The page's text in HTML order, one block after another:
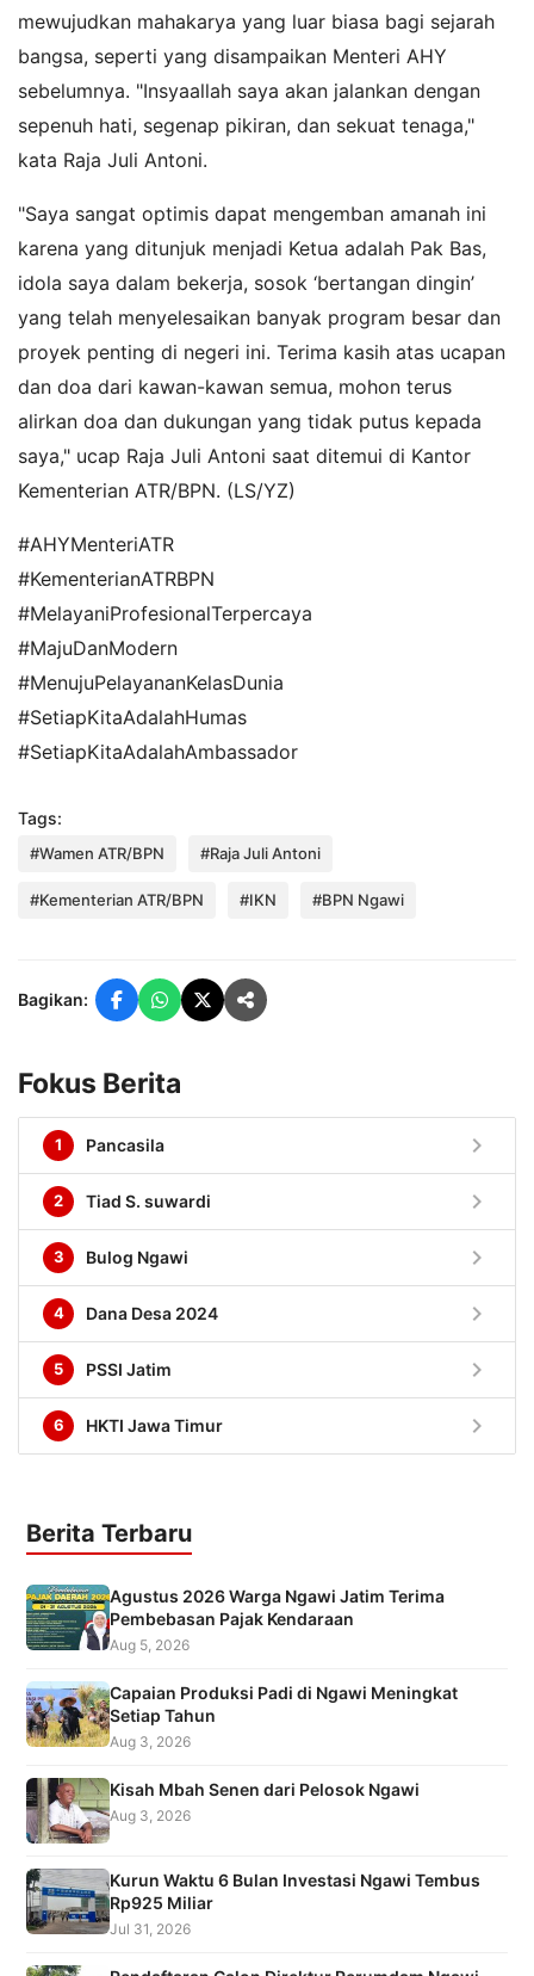
mewujudkan mahakarya yang luar biasa bagi sejarah
bangsa, seperti yang disampaikan Menteri AHY
sebelumnya. "Insyaallah saya akan jalankan dengan
sepenuh hati, segenap pikiran, dan sekuat tenaga,"
kata Raja Juli Antoni.
"Saya sangat optimis dapat mengemban amanah ini
karena yang ditunjuk menjadi Ketua adalah Pak Bas,
idola saya dalam bekerja, sosok ‘bertangan dingin’
yang telah menyelesaikan banyak program besar dan
proyek penting di negeri ini. Terima kasih atas ucapan
dan doa dari kawan-kawan semua, mohon terus
alirkan doa dan dukungan yang tidak putus kepada
saya," ucap Raja Juli Antoni saat ditemui di Kantor
Kementerian ATR/BPN. (LS/YZ)
#AHYMenteriATR
#KementerianATRBPN
#MelayaniProfesionalTerpercaya
#MajuDanModern
#MenujuPelayananKelasDunia
#SetiapKitaAdalahHumas
#SetiapKitaAdalahAmbassador
Tags:
#Wamen ATR/BPN #Raja Juli Antoni
#Kementerian ATR/BPN #IKN #BPN Ngawi
Bagikan:
Fokus Berita
1 Pancasila chevron_right
2 Tiad S. suwardi chevron_right
3 Bulog Ngawi chevron_right
4 Dana Desa 2024 chevron_right
5 PSSI Jatim chevron_right
6 HKTI Jawa Timur chevron_right
Berita Terbaru
Agustus 2026 Warga Ngawi Jatim Terima
Pembebasan Pajak Kendaraan
Aug 5, 2026
Capaian Produksi Padi di Ngawi Meningkat
Setiap Tahun
Aug 3, 2026
Kisah Mbah Senen dari Pelosok Ngawi
Aug 3, 2026
Kurun Waktu 6 Bulan Investasi Ngawi Tembus
Rp925 Miliar
Jul 31, 2026